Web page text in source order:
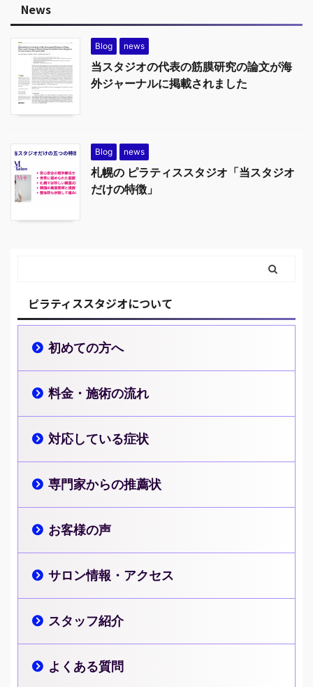
News
Blog news
当スタジオの代表の筋膜研究の論文が海
外ジャーナルに掲載されました
Blog news
札幌の ピラティススタジオ「当スタジオ
だけの特徴」
ピラティススタジオについて
初めての方へ
料金・施術の流れ
対応している症状
専門家からの推薦状
お客様の声
サロン情報・アクセス
スタッフ紹介
よくある質問